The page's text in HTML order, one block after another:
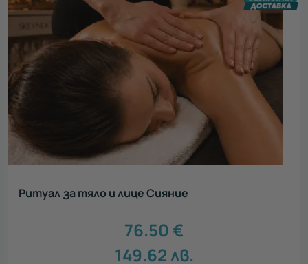
Ритуал за тяло и лице Сияние
76.50 €
149.62лв.